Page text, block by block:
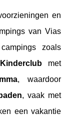
en
van Vias
zoals
Kinderclub met
, waardoor
, vaak met
een vakantie